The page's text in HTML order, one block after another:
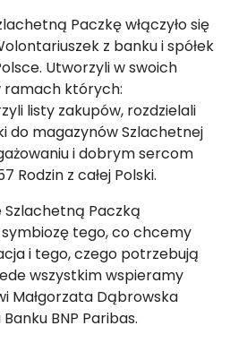
Paczkę włączyło się
z banku i spółek
Utworzyli w swoich
ramach których:
listy zakupów, rozdzielali
do magazynów Szlachetnej
i dobrym sercom
Rodzin z całej Polski.
Szlachetną Paczką
symbiozę tego, co chcemy
i tego, czego potrzebują
wszystkim wspieramy
Małgorzata Dąbrowska
BNP Paribas.